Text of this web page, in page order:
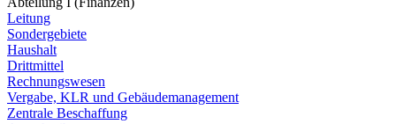
Leitung
Sondergebiete
Haushalt
Drittmittel
Rechnungswesen
Vergabe, KLR und Gebäudemanagement
Zentrale Beschaffung